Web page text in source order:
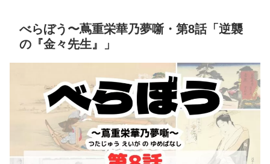
べらぼう〜蔦重栄華乃夢噺・第8話「逆襲
の『金々先生』」